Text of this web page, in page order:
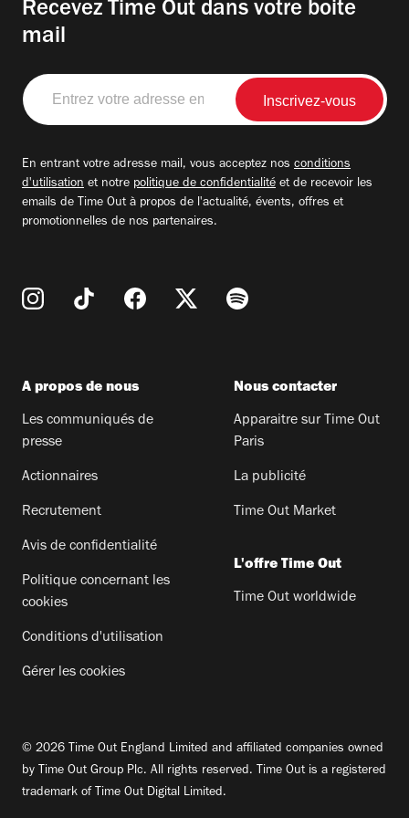
Recevez Time Out dans votre boite
mail
Entrez
votre
adresse
En entrant votre adresse mail, vous acceptez nos conditions
d'utilisation et notre politique de confidentialité et de recevoir les
emails de Time Out à propos de l'actualité, évents, offres et
promotionnelles de nos partenaires.
A propos de nous
Les communiqués de
presse
Actionnaires
Recrutement
Avis de confidentialité
Politique concernant les
cookies
Conditions d'utilisation
Gérer les cookies
Nous contacter
Apparaitre sur Time Out
Paris
La publicité
Time Out Market
L'offre Time Out
Time Out worldwide
© 2026 Time Out England Limited and affiliated companies owned
by Time Out Group Plc. All rights reserved. Time Out is a registered
trademark of Time Out Digital Limited.